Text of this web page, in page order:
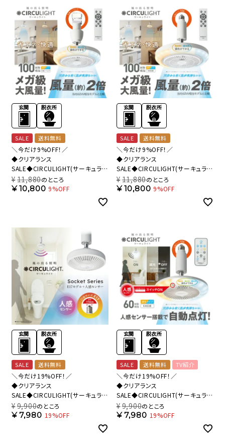
SALE 送料無料
＼今だけ9%OFF！／
◆クリアランス
SALE◆CIRCULIGHT(サーキュライ
ト) メガシリーズ 引掛けモデル
DSLH10MCWH 【SH】
¥11,880のところ
¥10,800 9%OFF
SALE 送料無料
＼今だけ9%OFF！／
◆クリアランス
SALE◆CIRCULIGHT(サーキュライ
ト) メガシリーズ E26モデル
DSLS10MCWH 【SH】
¥11,880のところ
¥10,800 9%OFF
SALE 送料無料
＼今だけ19%OFF！／
◆クリアランス
SALE◆CIRCULIGHT(サーキュライ
ト) 人感センサー付き ソケットシリ
ーズ E17モデル 調色タイプ
¥9,900のところ
¥7,980 19%OFF
SALE 送料無料 TV紹介
＼今だけ19%OFF！／
◆クリアランス
SALE◆CIRCULIGHT(サーキュライ
ト) 人感センサー付きソケットシリー
ズ E26モデル 調色タイプ ホワイト
¥9,900のところ
¥7,980 19%OFF